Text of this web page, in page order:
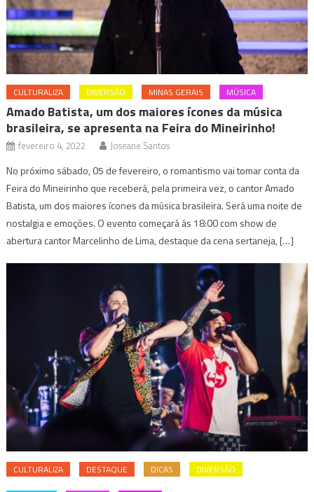
CULTURALIZA DIVERSÃO MINAS GERAIS MÚSICA
Amado Batista, um dos maiores ícones da música
brasileira, se apresenta na Feira do Mineirinho!
fevereiro 4, 2022 Joseane Santos
No próximo sábado, 05 de fevereiro, o romantismo vai tomar conta da
Feira do Mineirinho que receberá, pela primeira vez, o cantor Amado
Batista, um dos maiores ícones da música brasileira. Será uma noite de
nostalgia e emoções. O evento começará ás 18:00 com show de
abertura cantor Marcelinho de Lima, destaque da cena sertaneja, […]
CULTURALIZA DESTAQUE DICAS DIVERSÃO